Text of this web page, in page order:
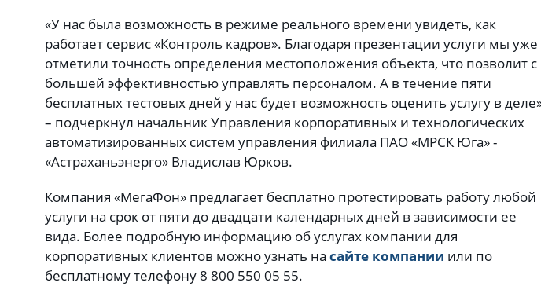
«У нас была возможность в режиме реального времени увидеть, как
работает сервис «Контроль кадров». Благодаря презентации услуги мы уже
отметили точность определения местоположения объекта, что позволит с
большей эффективностью управлять персоналом. А в течение пяти
бесплатных тестовых дней у нас будет возможность оценить услугу в
– подчеркнул начальник Управления корпоративных и технологических
автоматизированных систем управления филиала ПАО «МРСК Юга» -
«Астраханьэнерго» Владислав Юрков.
Компания «МегаФон» предлагает бесплатно протестировать работу любой
услуги на срок от пяти до двадцати календарных дней в зависимости ее
вида. Более подробную информацию об услугах компании для
корпоративных клиентов можно узнать на сайте компании или по
бесплатному телефону 8 800 550 05 55.